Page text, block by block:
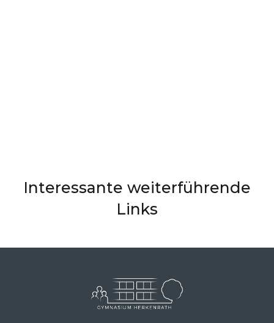
Interessante weiterführende
Links